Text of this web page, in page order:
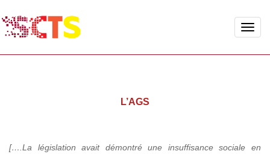
Toggle
L’AGS
[….La législation avait démontré une insuffisance sociale en